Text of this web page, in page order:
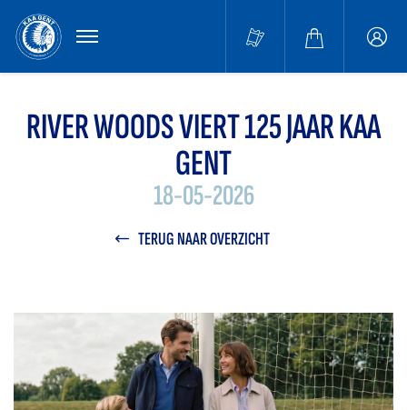
MENU
RIVER WOODS VIERT 125 JAAR KAA
GENT
18-05-2026
TERUG NAAR OVERZICHT